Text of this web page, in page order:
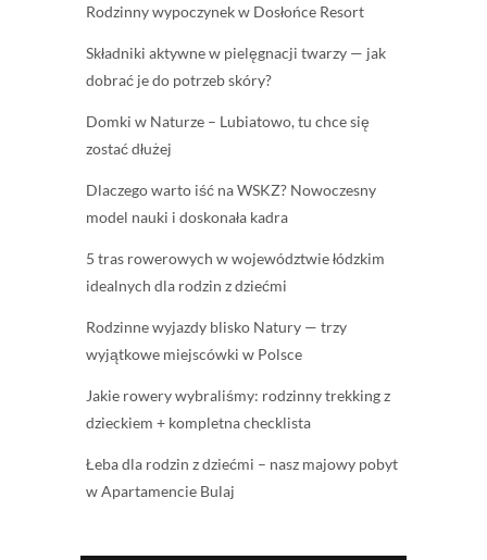
Rodzinny wypoczynek w Dosłońce Resort
Składniki aktywne w pielęgnacji twarzy — jak
dobrać je do potrzeb skóry?
Domki w Naturze – Lubiatowo, tu chce się
zostać dłużej
Dlaczego warto iść na WSKZ? Nowoczesny
model nauki i doskonała kadra
5 tras rowerowych w województwie łódzkim
idealnych dla rodzin z dziećmi
Rodzinne wyjazdy blisko Natury — trzy
wyjątkowe miejscówki w Polsce
Jakie rowery wybraliśmy: rodzinny trekking z
dzieckiem + kompletna checklista
Łeba dla rodzin z dziećmi – nasz majowy pobyt
w Apartamencie Bulaj